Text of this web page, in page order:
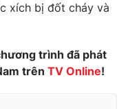
xích bị đốt cháy và
trình đã phát
trên TV Online!